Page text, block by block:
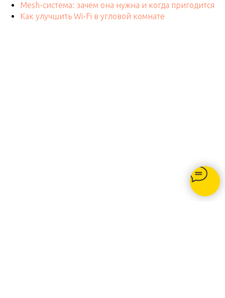
Mesh-система: зачем она нужна и когда пригодится
Как улучшить Wi-Fi в угловой комнате